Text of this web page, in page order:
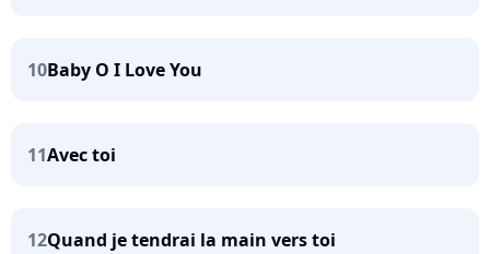
10Baby O I Love You
11Avec toi
12Quand je tendrai la main vers toi